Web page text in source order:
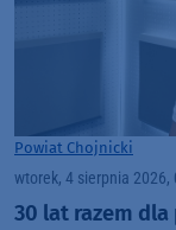
Powiat Chojnicki
wtorek, 4 sierpnia 2026,
30 lat razem dla